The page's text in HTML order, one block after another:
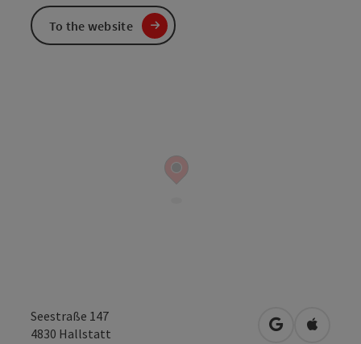
Seestraße 147
4830 Hallstatt open inOpen in
To the website